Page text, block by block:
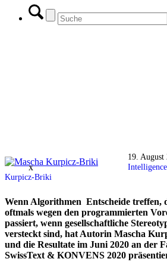
x
19. August
Intelligence
Kurpicz-Briki
Wenn Algorithmen Entscheide treffen,
oftmals wegen den programmierten
passiert, wenn gesellschaftliche
versteckt sind, hat Autorin Mascha
und die Resultate im Juni 2020 an der
SwissText & KONVENS 2020